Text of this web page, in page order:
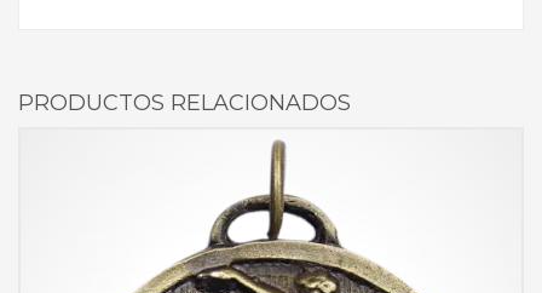
PRODUCTOS RELACIONADOS